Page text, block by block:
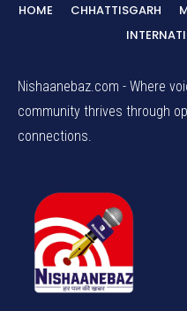
HOME CHHATTISGARH
Nishaanebaz.com - Where
community thrives through
connections.